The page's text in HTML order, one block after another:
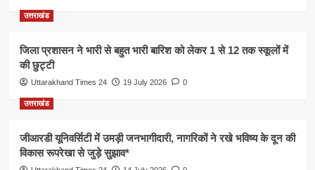
उत्तराखंड
जिला प्रशासन ने भारी से बहुत भारी बारिश को लेकर 1 से 12 तक स्कूलों में
की छुट्टी
Uttarakhand Times 24 19 July 2026 0
उत्तराखंड
जीआरडी यूनिवर्सिटी में उमड़ी जनभागीदारी, नागरिकों ने रखे भविष्य के दून की
विकास रूपरेखा से जुड़े सुझाव*